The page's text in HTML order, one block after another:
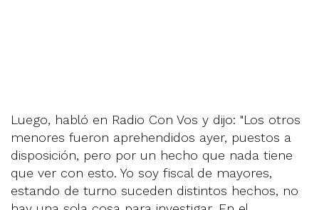
Luego, habló en Radio Con Vos y dijo: "Los otros
menores fueron aprehendidos ayer, puestos a
disposición, pero por un hecho que nada tiene
que ver con esto. Yo soy fiscal de mayores,
estando de turno suceden distintos hechos, no